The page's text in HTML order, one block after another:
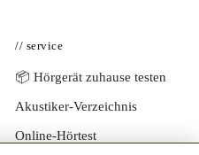
// service
📦 Hörgerät zuhause testen
Akustiker-Verzeichnis
Online-Hörtest